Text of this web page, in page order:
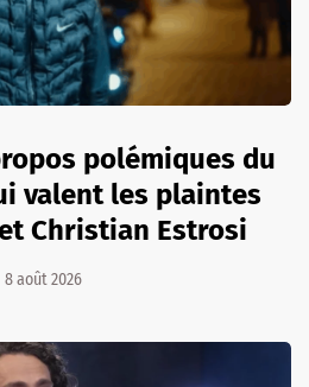
polémiques du
valent les plaintes
Christian Estrosi
8 août 2026